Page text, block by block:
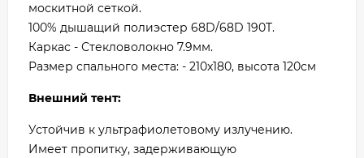
москитной сеткой.
100% дышащий полиэстер 68D/68D 190T.
Каркас - Стекловолокно 7.9мм.
Размер спального места: - 210x180, высота 120см
Внешний тент:
Устойчив к ультрафиолетовому излучению.
Имеет пропитку, задерживающую